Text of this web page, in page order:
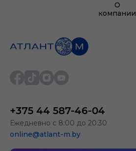
О
компании
+375 44 587-46-04
Ежедневно с 8:00 до 20:30
online@atlant-m.by